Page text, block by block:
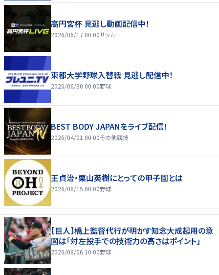
高円宮杯 見逃し動画配信中！
2026/06/17 00:00サッカー
東都大学野球入替戦 見逃し配信中！
2026/06/30 00:00野球
BEST BODY JAPANをライブ配信！
2026/04/01 00:00その他競技
王貞治・栗山英樹にとっての甲子園とは
2026/06/15 00:00野球
【巨人】橋上監督代行が明かす知念大成起用の意
図は「対左投手での技術力の高さはポイント」
2026/08/06 10:00野球